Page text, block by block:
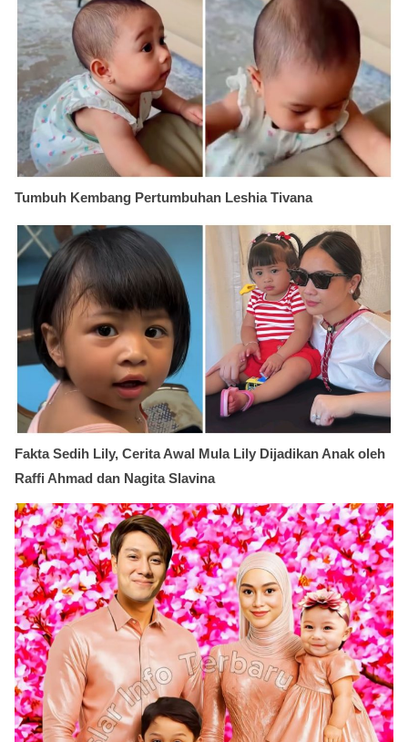
Tumbuh Kembang Pertumbuhan Leshia Tivana
Fakta Sedih Lily, Cerita Awal Mula Lily Dijadikan Anak oleh
Raffi Ahmad dan Nagita Slavina